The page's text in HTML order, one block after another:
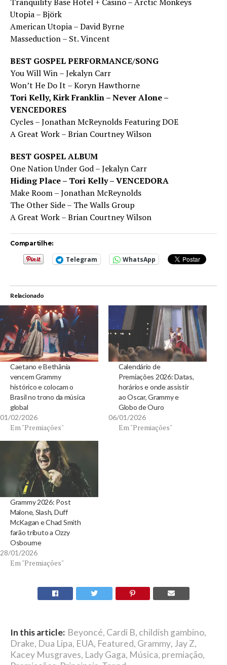
Utopia – Björk
American Utopia – David Byrne
Masseduction – St. Vincent
BEST GOSPEL PERFORMANCE/SONG
You Will Win – Jekalyn Carr
Won’t He Do It – Koryn Hawthorne
Tori Kelly, Kirk Franklin – Never Alone –
VENCEDORES
Cycles – Jonathan McReynolds Featuring DOE
A Great Work – Brian Courtney Wilson
BEST GOSPEL ALBUM
One Nation Under God – Jekalyn Carr
Hiding Place – Tori Kelly – VENCEDORA
Make Room – Jonathan McReynolds
The Other Side – The Walls Group
A Great Work – Brian Courtney Wilson
Compartilhe:
Telegram WhatsApp
Relacionado
Caetano e Bethânia
vencem Grammy
histórico e colocam o
Brasil no trono da música
global
01/02/2026
Em "Premiações"
Calendário de
Premiações 2026: Datas,
horários e onde assistir
ao Oscar, Grammy e
Globo de Ouro
06/01/2026
Em "Premiações"
Grammy 2026: Post
Malone, Slash, Duff
McKagan e Chad Smith
farão tributo a Ozzy
Osbourne
28/01/2026
Em "Premiações"
In this article: Beyoncé, Cardi B, childish gambino,
Drake, Dua Lipa, EUA, Featured, Grammy, Jay Z,
Kacey Musgraves, Lady Gaga, Música, premiação,